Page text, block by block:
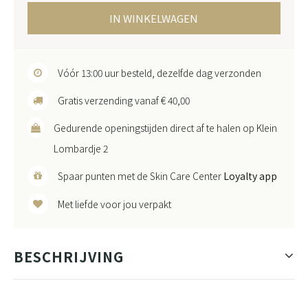
IN WINKELWAGEN
Vóór 13:00 uur besteld, dezelfde dag verzonden
Gratis verzending vanaf € 40,00
Gedurende openingstijden direct af te halen op Klein
Lombardje 2
Spaar punten met de Skin Care Center Loyalty app
Met liefde voor jou verpakt
BESCHRIJVING